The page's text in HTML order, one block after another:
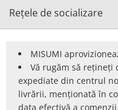
Rețele de socializare
MISUMI
Vă rugăm să rețineți
expediate din centrul
livrării, menționată în
data efectivă a